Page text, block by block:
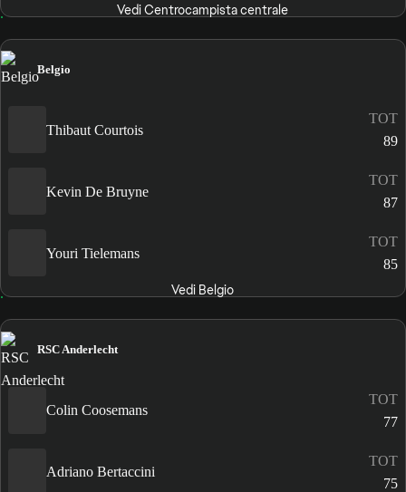
Vedi Centrocampista centrale
Belgio
Thibaut Courtois
TOT
89
Kevin De Bruyne
TOT
87
Youri Tielemans
TOT
85
Vedi Belgio
RSC Anderlecht
Colin Coosemans
TOT
77
Adriano Bertaccini
TOT
75